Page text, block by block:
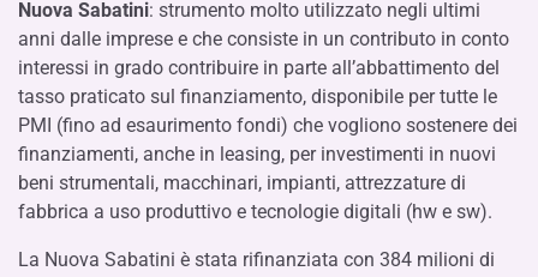
Nuova Sabatini: strumento molto utilizzato negli ultimi
anni dalle imprese e che consiste in un contributo in conto
interessi in grado contribuire in parte all’abbattimento del
tasso praticato sul finanziamento, disponibile per tutte le
PMI (fino ad esaurimento fondi) che vogliono sostenere dei
finanziamenti, anche in leasing, per investimenti in nuovi
beni strumentali, macchinari, impianti, attrezzature di
fabbrica a uso produttivo e tecnologie digitali (hw e sw).
La Nuova Sabatini è stata rifinanziata con 384 milioni di